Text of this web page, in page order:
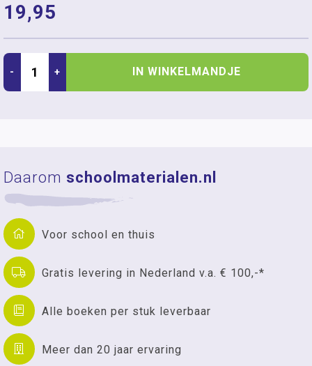
19,95
- + IN WINKELMANDJE
Daarom schoolmaterialen.nl
Voor school en thuis
Gratis levering in Nederland v.a. € 100,-*
Alle boeken per stuk leverbaar
Meer dan 20 jaar ervaring